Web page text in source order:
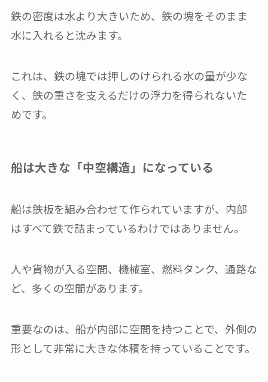
鉄の密度は水より大きいため、鉄の塊をそのまま
水に入れると沈みます。
これは、鉄の塊では押しのけられる水の量が少な
く、鉄の重さを支えるだけの浮力を得られないた
めです。
船は大きな「中空構造」になっている
船は鉄板を組み合わせて作られていますが、内部
はすべて鉄で詰まっているわけではありません。
人や貨物が入る空間、機械室、燃料タンク、通路な
ど、多くの空間があります。
重要なのは、船が内部に空間を持つことで、外側の
形として非常に大きな体積を持っていることです。